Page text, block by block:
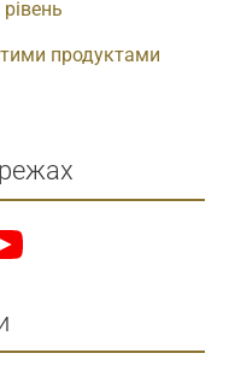
продуктами